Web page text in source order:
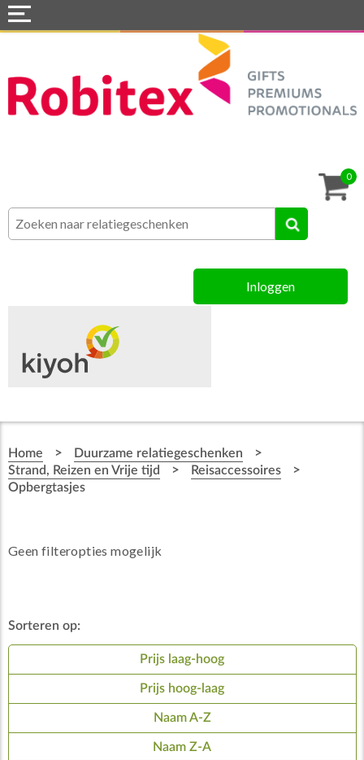
0
Inloggen
Webshops
Textiel
Home > Duurzame relatiegeschenken >
Strand, Reizen en Vrije tijd > Reisaccessoires >
Opbergtasjes
Geen filteropties mogelijk
Sorteren op:
Prijs laag-hoog
Prijs hoog-laag
Naam A-Z
Naam Z-A